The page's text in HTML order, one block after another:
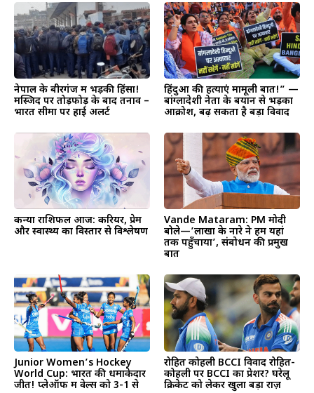
नेपाल के बीरगंज में भड़की हिंसा!
मस्जिद पर तोड़फोड़ के बाद तनाव –
भारत सीमा पर हाई अलर्ट
हिंदुओं की हत्याएं मामूली बात!” —
बांग्लादेशी नेता के बयान से भड़का
आक्रोश, बढ़ सकता है बड़ा विवाद
कन्या राशिफल आज: करियर, प्रेम
और स्वास्थ्य का विस्तार से विश्लेषण
Vande Mataram: PM मोदी
बोले—’लाखों के नारे ने हमें यहां
तक पहुँचाया’, संबोधन की प्रमुख
बातें
Junior Women’s Hockey
World Cup: भारत की धमाकेदार
जीत! प्लेऑफ में वेल्स को 3-1 से
रोहित कोहली BCCI विवाद रोहित-
कोहली पर BCCI का प्रेशर? घरेलू
क्रिकेट को लेकर खुला बड़ा राज़